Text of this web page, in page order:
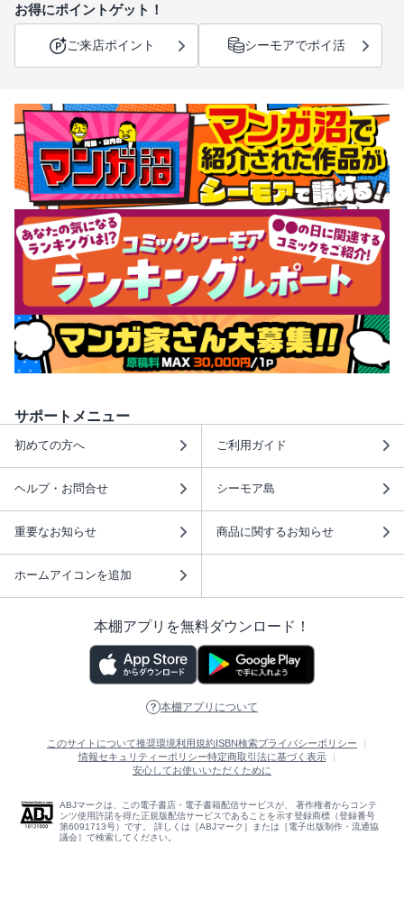
お得にポイントゲット！
ご来店ポイント シーモアでポイ活
サポートメニュー
初めての方へ ご利用ガイド
ヘルプ・お問合せ シーモア島
重要なお知らせ 商品に関するお知らせ
ホームアイコンを追加
本棚アプリを無料ダウンロード！
本棚アプリについて
このサイトについて推奨環境利用規約ISBN検索プライバシーポリシー
情報セキュリティーポリシー特定商取引法に基づく表示
安心してお使いいただくために
ABJマークは、この電子書店・電子書籍配信サービスが、 著作権者からコンテ
ンツ使用許諾を得た正規版配信サービスであることを示す登録商標（登録番号
第6091713号）です。 詳しくは［ABJマーク］または［電子出版制作・流通協
議会］で検索してください。